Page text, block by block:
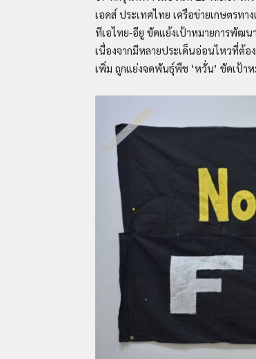
เอดส์ ประเทศไทย เครือข่ายเกษตรท
ทีเอไทย-อียู ขัดแย้งเป้าหมายการพัฒ
เนื่องจากมีหลายประเด็นอ่อนไหวที่ต้อ
เพิ่ม ถูกแย่งจดพันธุ์พืช ‘หวั่น’ ขัดเป้า